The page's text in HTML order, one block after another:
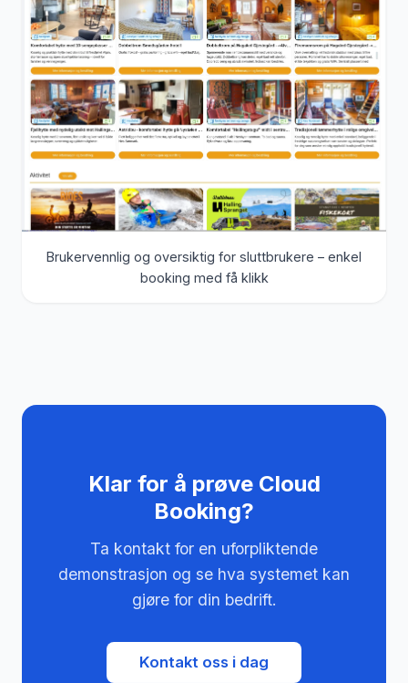
Brukervennlig og oversiktig for sluttbrukere – enkel
booking med få klikk
Klar for å prøve Cloud
Booking?
Ta kontakt for en uforpliktende
demonstrasjon og se hva systemet kan
gjøre for din bedrift.
Kontakt oss i dag